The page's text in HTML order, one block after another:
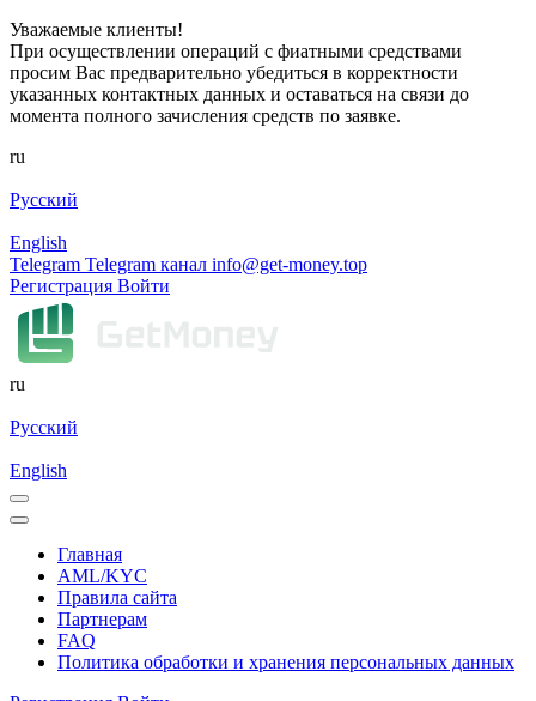
Уважаемые клиенты!
При осуществлении операций с фиатными средствами
просим Вас предварительно убедиться в корректности
указанных контактных данных и оставаться на связи до
момента полного зачисления средств по заявке.
ru
Русский
English
Telegram Telegram канал info@get-money.top
Регистрация Войти
ru
Русский
English
Главная
AML/KYC
Правила сайта
Партнерам
FAQ
Политика обработки и хранения персональных данных